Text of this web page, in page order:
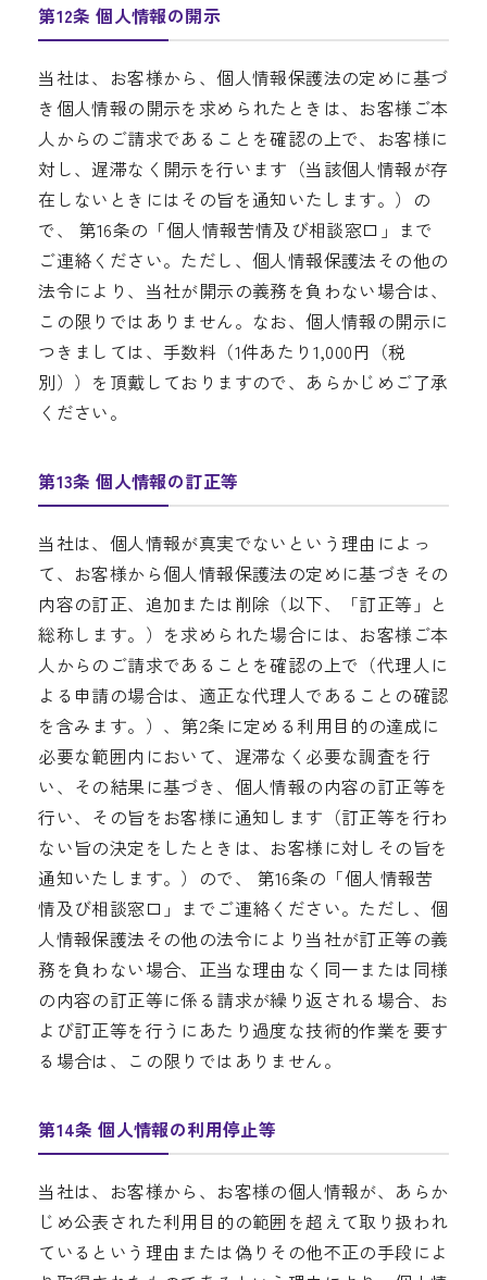
第12条 個人情報の開示
当社は、お客様から、個人情報保護法の定めに基づ
き個人情報の開示を求められたときは、お客様ご本
人からのご請求であることを確認の上で、お客様に
対し、遅滞なく開示を行います（当該個人情報が存
在しないときにはその旨を通知いたします。）の
で、 第16条の「個人情報苦情及び相談窓口」まで
ご連絡ください。ただし、個人情報保護法その他の
法令により、当社が開示の義務を負わない場合は、
この限りではありません。なお、個人情報の開示に
つきましては、手数料（1件あたり1,000円（税
別））を頂戴しておりますので、あらかじめご了承
ください。
第13条 個人情報の訂正等
当社は、個人情報が真実でないという理由によっ
て、お客様から個人情報保護法の定めに基づきその
内容の訂正、追加または削除（以下、「訂正等」と
総称します。）を求められた場合には、お客様ご本
人からのご請求であることを確認の上で（代理人に
よる申請の場合は、適正な代理人であることの確認
を含みます。）、第2条に定める利用目的の達成に
必要な範囲内において、遅滞なく必要な調査を行
い、その結果に基づき、個人情報の内容の訂正等を
行い、その旨をお客様に通知します（訂正等を行わ
ない旨の決定をしたときは、お客様に対しその旨を
通知いたします。）ので、 第16条の「個人情報苦
情及び相談窓口」までご連絡ください。ただし、個
人情報保護法その他の法令により当社が訂正等の義
務を負わない場合、正当な理由なく同一または同様
の内容の訂正等に係る請求が繰り返される場合、お
よび訂正等を行うにあたり過度な技術的作業を要す
る場合は、この限りではありません。
第14条 個人情報の利用停止等
当社は、お客様から、お客様の個人情報が、あらか
じめ公表された利用目的の範囲を超えて取り扱われ
ているという理由または偽りその他不正の手段によ